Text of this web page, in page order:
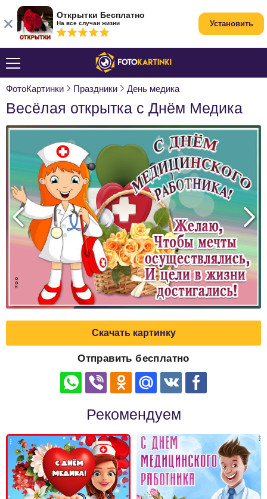
ФотоКартинки Праздники День медика
Весёлая открытка с Днём Медика
Скачать картинку
Отправить бесплатно
Рекомендуем
Открытки Бесплатно
На все случаи жизни Установить